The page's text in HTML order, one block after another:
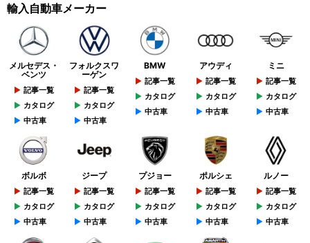
輸入自動車メーカー
メルセデス・
ベンツ
記事一覧
カタログ
中古車
フォルクスワ
ーゲン
記事一覧
カタログ
中古車
BMW
記事一覧
カタログ
中古車
アウディ
記事一覧
カタログ
中古車
ミニ
記事一覧
カタログ
中古車
ボルボ
記事一覧
カタログ
中古車
ジープ
記事一覧
カタログ
中古車
プジョー
記事一覧
カタログ
中古車
ポルシェ
記事一覧
カタログ
中古車
ルノー
記事一覧
カタログ
中古車